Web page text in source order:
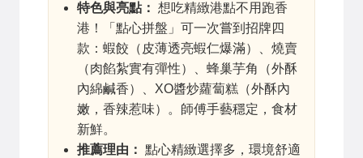
特色與亮點： 想吃精緻港點不用跑香
港！「點心拼盤」可一次嘗到招牌四
款：蝦餃（皮薄透亮蝦仁爆滿）、燒賣
（肉餡紮實有彈性）、蜂巢芋角（外酥
內綿鹹香）、XO醬炒蘿蔔糕（外酥內
嫩，香辣惹味）。師傅手藝穩定，食材
新鮮。
推薦理由： 點心精緻選擇多，環境舒適